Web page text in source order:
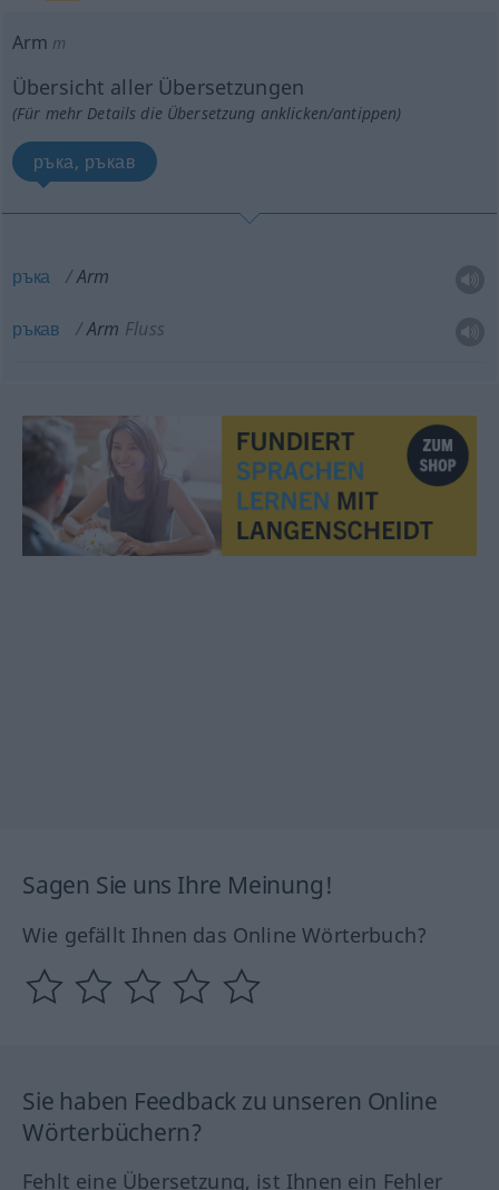
Arm m
Übersicht aller Übersetzungen
(Für mehr Details die Übersetzung anklicken/antippen)
ръка, ръкав
ръка Arm
ръкав Arm Fluss
Sagen Sie uns Ihre Meinung!
Wie gefällt Ihnen das Online Wörterbuch?
Sie haben Feedback zu unseren Online
Wörterbüchern?
Fehlt eine Übersetzung, ist Ihnen ein Fehler